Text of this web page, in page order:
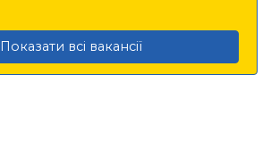
Показати всі вакансії